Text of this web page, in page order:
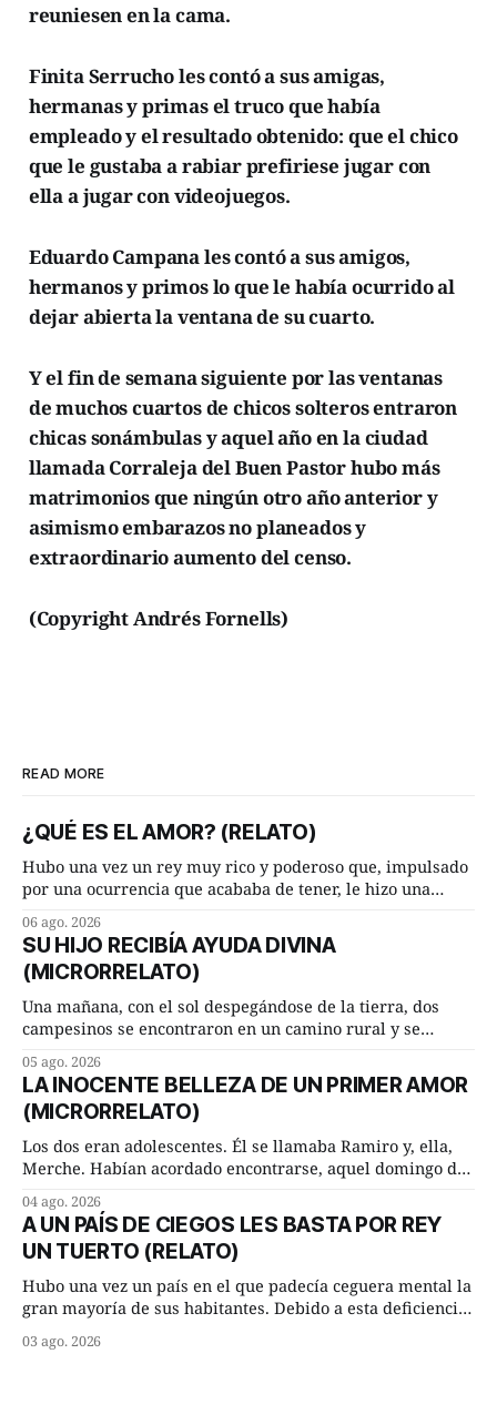
reuniesen en la cama.
Finita Serrucho les contó a sus amigas,
hermanas y primas el truco que había
empleado y el resultado obtenido: que el chico
que le gustaba a rabiar prefiriese jugar con
ella a jugar con videojuegos.
Eduardo Campana les contó a sus amigos,
hermanos y primos lo que le había ocurrido al
dejar abierta la ventana de su cuarto.
Y el fin de semana siguiente por las ventanas
de muchos cuartos de chicos solteros entraron
chicas sonámbulas y aquel año en la ciudad
llamada Corraleja del Buen Pastor hubo más
matrimonios que ningún otro año anterior y
asimismo embarazos no planeados y
extraordinario aumento del censo.
(Copyright Andrés Fornells)
READ MORE
¿QUÉ ES EL AMOR? (RELATO)
Hubo una vez un rey muy rico y poderoso que, impulsado
por una ocurrencia que acababa de tener, le hizo una
Dime, hombre sabio, ¿qué es el amor según tú? Su
consejero, que era muy prudente y astuto le respondió de
inmediato:
06 ago. 2026
SU HIJO RECIBÍA AYUDA DIVINA
(MICRORRELATO)
Una mañana, con el sol despegándose de la tierra, dos
campesinos se encontraron en un camino rural y se
remolachas, Manuel? —quiso saber uno. —Eso acabo de
hacer, Paco. ¿Cómo va ese maíz tuyo? --se interesó el otro.
—De momento mejor
05 ago. 2026
LA INOCENTE BELLEZA DE UN PRIMER AMOR
(MICRORRELATO)
Los dos eran adolescentes. Él se llamaba Ramiro y, ella,
Merche. Habían acordado encontrarse, aquel domingo de
lugar del río que debía este nombre a la pronunciada
curva que la corriente fluvial presentaba en aquel punto.
Habían dispuesto que
04 ago. 2026
A UN PAÍS DE CIEGOS LES BASTA POR REY
UN TUERTO (RELATO)
Hubo una vez un país en el que padecía ceguera mental la
gran mayoría de sus habitantes. Debido a esta deficiencia,
superiores en número a los que no padecían ninguna
03 ago. 2026